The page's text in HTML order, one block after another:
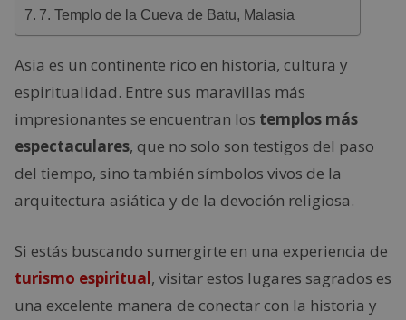
7. Templo de la Cueva de Batu, Malasia
Asia es un continente rico en historia, cultura y
espiritualidad. Entre sus maravillas más
impresionantes se encuentran los templos más
espectaculares, que no solo son testigos del paso
del tiempo, sino también símbolos vivos de la
arquitectura asiática y de la devoción religiosa.
Si estás buscando sumergirte en una experiencia de
turismo espiritual, visitar estos lugares sagrados es
una excelente manera de conectar con la historia y